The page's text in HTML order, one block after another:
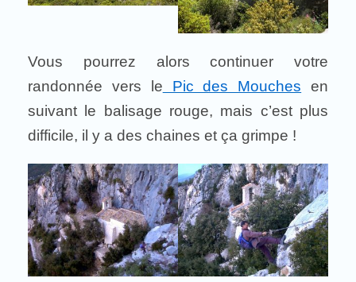
Vous pourrez alors continuer votre
randonnée vers le Pic des Mouches en
suivant le balisage rouge, mais c’est plus
difficile, il y a des chaines et ça grimpe !